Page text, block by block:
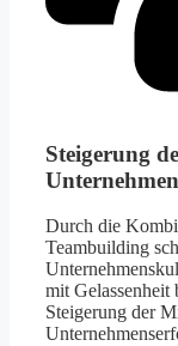
Steigerung
Unternehmen
Durch die
Teambuilding
mit Gelassenheit
Steigerung der